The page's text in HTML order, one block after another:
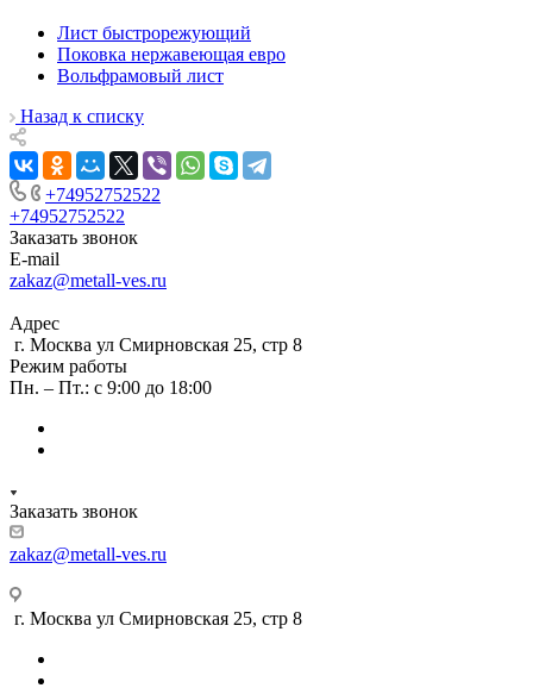
Лист быстрорежующий
Поковка нержавеющая евро
Вольфрамовый лист
Назад к списку
+74952752522
+74952752522
Заказать звонок
E-mail
zakaz@metall-ves.ru
Адрес
г. Москва ул Смирновская 25, стр 8
Режим работы
Пн. – Пт.: с 9:00 до 18:00
Заказать звонок
zakaz@metall-ves.ru
г. Москва ул Смирновская 25, стр 8